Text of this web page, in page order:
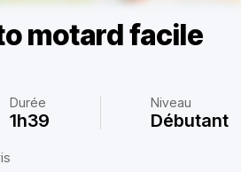
motard facile
Durée
1h39
Niveau
Débutant